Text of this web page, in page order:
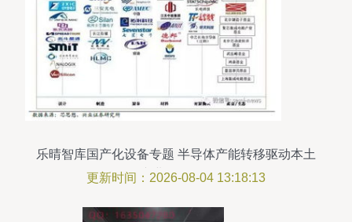
乐晴智库国产化设备专题 半导体产能转移驱动本土
产业链崛起**
更新时间：2026-08-04 13:18:13